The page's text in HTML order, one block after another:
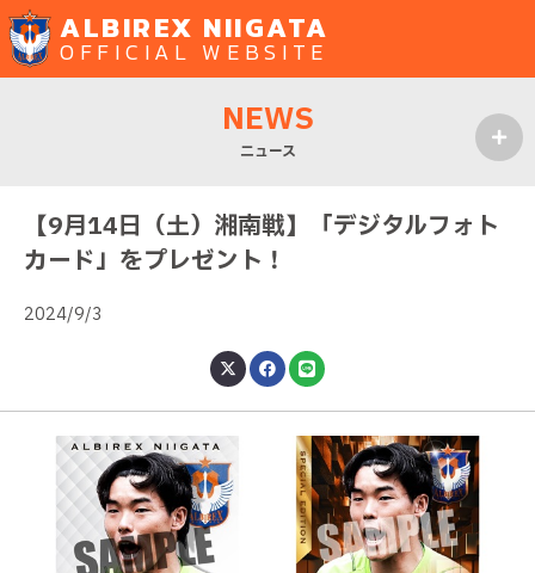
ALBIREX NIIGATA
OFFICIAL WEBSITE
NEWS
ニュース
【9月14日（土）湘南戦】「デジタルフォト
カード」をプレゼント！
2024/9/3